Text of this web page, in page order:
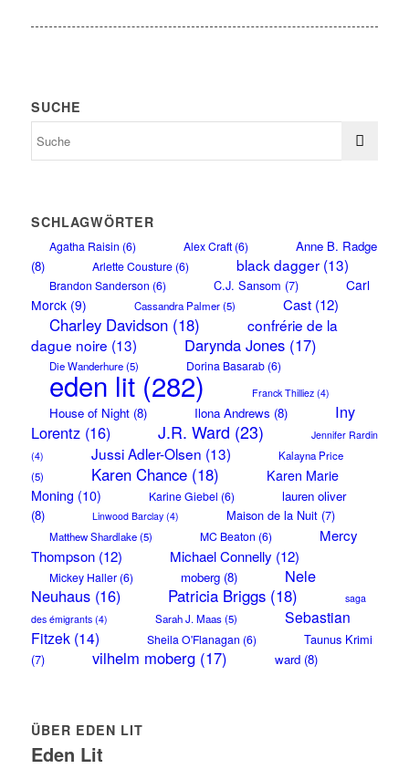
SUCHE
SCHLAGWÖRTER
Agatha Raisin (6) Alex Craft(6)
Anne B. Radge
(8)
Arlette Cousture(6) black dagger(13)
Brandon Sanderson (6) C.J. Sansom (7)
Carl
Morck(9) Cassandra Palmer(5) Cast(12)
Charley Davidson(18)
confrérie de la
dague noire (13) Darynda Jones(17)
Die Wanderhure(5) Dorina Basarab(6)
eden lit(282) Franck Thilliez(4)
House of Night(8) Ilona Andrews (8)
Iny
Lorentz(16) J.R. Ward (23)
Jennifer Rardin
(4)
Jussi Adler-Olsen (13)
Kalayna Price
(5)
Karen Chance(18)
Karen Marie
Moning (10) Karine Giebel (6)
lauren oliver
(8)
Linwood Barclay(4) Maison de la Nuit(7)
Matthew Shardlake(5) MC Beaton (6)
Mercy
Thompson(12) Michael Connelly (12)
Mickey Haller(6) moberg(8)
Nele
Neuhaus(16) Patricia Briggs(18)
saga
des émigrants(4) Sarah J. Maas(5)
Sebastian
Fitzek(14) Sheila O'Flanagan (6)
Taunus Krimi
(7)
vilhelm moberg(17) ward(8)
ÜBER EDEN LIT
Eden Lit